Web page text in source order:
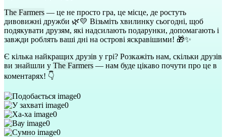
The Farmers — це не просто гра, це місце, де ростуть
дивовижні дружби 🌿💛 Візьміть хвилинку сьогодні, щоб
подякувати друзям, які надсилають подарунки, допомагають і
завжди роблять ваші дні на острові яскравішими! 🎁✨
Є кілька найкращих друзів у грі? Розкажіть нам, скільки друзів
ви знайшли у The Farmers — нам буде цікаво почути про це в
коментарях! 👇
0
0
0
0
0